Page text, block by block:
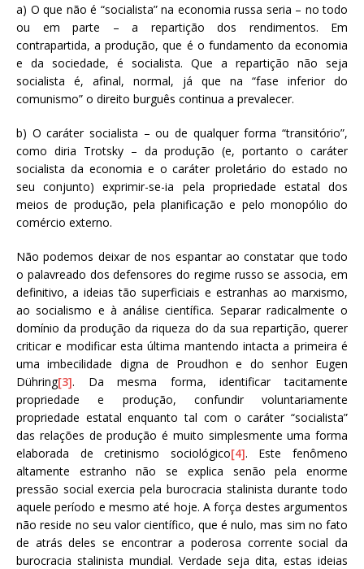
a) O que não é “socialista” na economia russa seria – no todo
ou em parte – a repartição dos rendimentos. Em
contrapartida, a produção, que é o fundamento da economia
e da sociedade, é socialista. Que a repartição não seja
socialista é, afinal, normal, já que na “fase inferior do
comunismo” o direito burguês continua a prevalecer.
b) O caráter socialista – ou de qualquer forma “transitório”,
como diria Trotsky – da produção (e, portanto o caráter
socialista da economia e o caráter proletário do estado no
seu conjunto) exprimir-se-ia pela propriedade estatal dos
meios de produção, pela planificação e pelo monopólio do
comércio externo.
Não podemos deixar de nos espantar ao constatar que todo
o palavreado dos defensores do regime russo se associa, em
definitivo, a ideias tão superficiais e estranhas ao marxismo,
ao socialismo e à análise científica. Separar radicalmente o
domínio da produção da riqueza do da sua repartição, querer
criticar e modificar esta última mantendo intacta a primeira é
uma imbecilidade digna de Proudhon e do senhor Eugen
Dühring[3]. Da mesma forma, identificar tacitamente
propriedade e produção, confundir voluntariamente
propriedade estatal enquanto tal com o caráter “socialista”
das relações de produção é muito simplesmente uma forma
elaborada de cretinismo sociológico[4]. Este fenômeno
altamente estranho não se explica senão pela enorme
pressão social exercia pela burocracia stalinista durante todo
aquele período e mesmo até hoje. A força destes argumentos
não reside no seu valor científico, que é nulo, mas sim no fato
de atrás deles se encontrar a poderosa corrente social da
burocracia stalinista mundial. Verdade seja dita, estas ideias